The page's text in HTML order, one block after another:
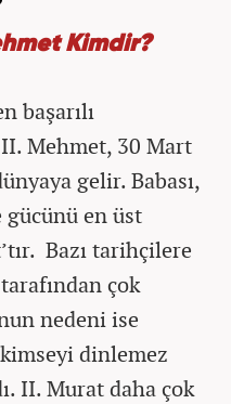
Kimdir?
başarılı
Mehmet, 30 Mart
gelir. Babası,
gücünü en üst
Bazı tarihçilere
çok
nedeni ise
dinlemez
II. Murat daha çok